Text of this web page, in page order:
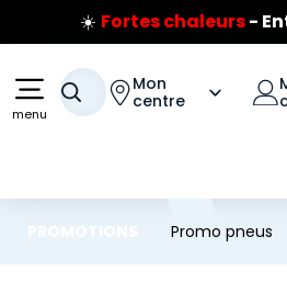
Aller au contenu principal
Aller à la navigation
☀️ Fortes chaleurs-
Prix coûtant pneus
Jusqu'à 120€ remboursés
sur
menu
Votre recherche
Mon
centre
Promo pneus